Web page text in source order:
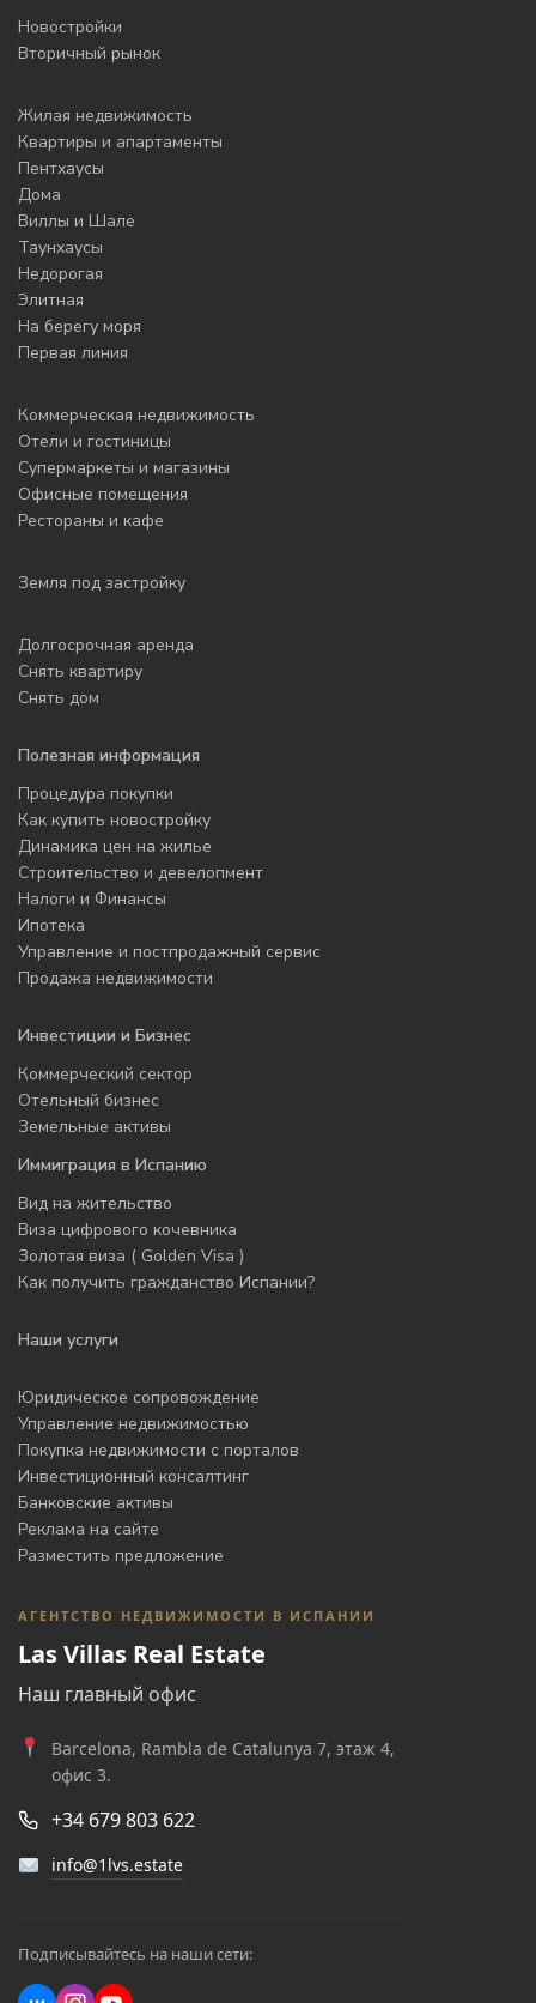
Новостройки
Вторичный рынок
Жилая недвижимость
Квартиры и апартаменты
Пентхаусы
Дома
Виллы и Шале
Таунхаусы
Недорогая
Элитная
На берегу моря
Первая линия
Коммерческая недвижимость
Отели и гостиницы
Супермаркеты и магазины
Офисные помещения
Рестораны и кафе
Земля под застройку
Долгосрочная аренда
Снять квартиру
Снять дом
Полезная информация
Процедура покупки
Как купить новостройку
Динамика цен на жилье
Строительство и девелопмент
Налоги и Финансы
Ипотека
Управление и постпродажный сервис
Продажа недвижимости
Инвестиции и Бизнес
Коммерческий сектор
Отельный бизнес
Земельные активы
Иммиграция в Испанию
Вид на жительство
Виза цифрового кочевника
Золотая виза ( Golden Visa )
Как получить гражданство Испании?
Наши услуги
Юридическое сопровождение
Управление недвижимостью
Покупка недвижимости с порталов
Инвестиционный консалтинг
Банковские активы
Реклама на сайте
Разместить предложение
АГЕНТСТВО НЕДВИЖИМОСТИ В ИСПАНИИ
Las Villas Real Estate
Наш главный офис
Barcelona, Rambla de Catalunya 7, этаж 4,
офис 3.
+34 679 803 622
info@1lvs.estate
Подписывайтесь на наши сети: